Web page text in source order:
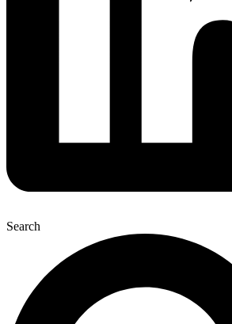
Search